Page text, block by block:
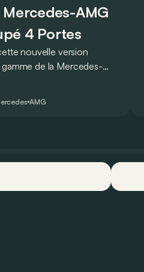
AMG
4 Portes
nouvelle version
gamme de la Mercedes-
AMG